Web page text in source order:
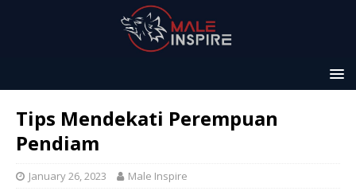
Tips Mendekati Perempuan
Pendiam
January 26, 2023 Male Inspire